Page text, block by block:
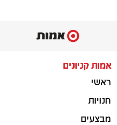
אמות קניונים
ראשי
חנויות
מבצעים